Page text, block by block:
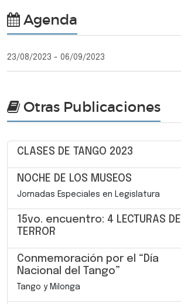
Agenda
23/08/2023 - 06/09/2023
Otras Publicaciones
CLASES DE TANGO 2023
NOCHE DE LOS MUSEOS
Jornadas Especiales en Legislatura
15vo. encuentro: 4 LECTURAS DE
TERROR
Conmemoración por el “Día
Nacional del Tango”
Tango y Milonga